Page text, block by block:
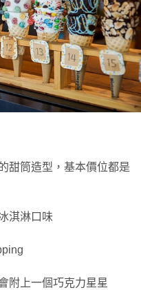
甜筒造型，基本價位都是
淇淋口味
附上一個巧克力星星